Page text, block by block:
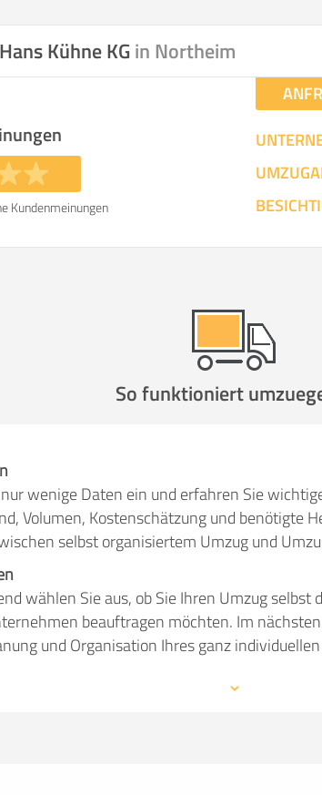
Selbst umziehen
.
Stunden
ICH WILL SELBST UMZIEHEN
Kühne KGin Northeim
Kundenmeinungen
So funktioniert
nur wenige Daten ein und erfahren Sie
Volumen, Kostenschätzung und benötigte
selbst organisiertem Umzug und
wählen Sie aus, ob Sie Ihren Umzug
beauftragen möchten. Im
und Organisation Ihres ganz